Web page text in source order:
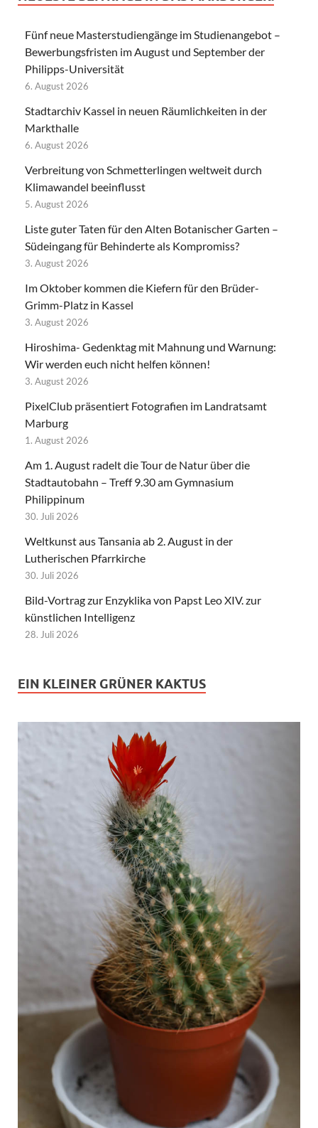
Fünf neue Masterstudiengänge im Studienangebot –
Bewerbungsfristen im August und September der
Philipps-Universität
6. August 2026
Stadtarchiv Kassel in neuen Räumlichkeiten in der
Markthalle
6. August 2026
Verbreitung von Schmetterlingen weltweit durch
Klimawandel beeinflusst
5. August 2026
Liste guter Taten für den Alten Botanischer Garten –
Südeingang für Behinderte als Kompromiss?
3. August 2026
Im Oktober kommen die Kiefern für den Brüder-
Grimm-Platz in Kassel
3. August 2026
Hiroshima- Gedenktag mit Mahnung und Warnung:
Wir werden euch nicht helfen können!
3. August 2026
PixelClub präsentiert Fotografien im Landratsamt
Marburg
1. August 2026
Am 1. August radelt die Tour de Natur über die
Stadtautobahn – Treff 9.30 am Gymnasium
Philippinum
30. Juli 2026
Weltkunst aus Tansania ab 2. August in der
Lutherischen Pfarrkirche
30. Juli 2026
Bild-Vortrag zur Enzyklika von Papst Leo XIV. zur
künstlichen Intelligenz
28. Juli 2026
EIN KLEINER GRÜNER KAKTUS